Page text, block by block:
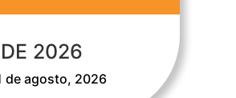
2026
de agosto, 2026